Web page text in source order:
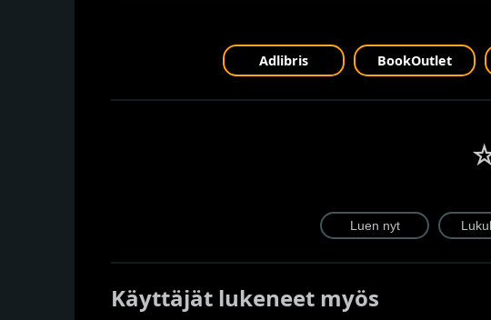
Adlibris BookOutlet
Käyttäjät lukeneet myös